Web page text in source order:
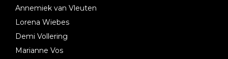
Annemiek van Vleuten
Lorena Wiebes
Demi Vollering
Marianne Vos